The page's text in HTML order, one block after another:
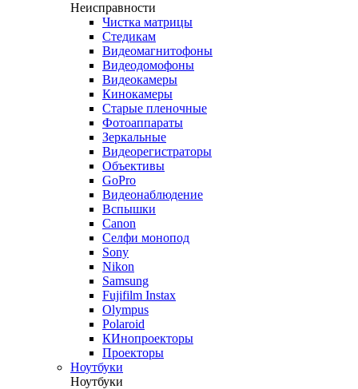
Неисправности
Чистка матрицы
Стедикам
Видеомагнитофоны
Видеодомофоны
Видеокамеры
Кинокамеры
Старые пленочные
Фотоаппараты
Зеркальные
Видеорегистраторы
Объективы
GoPro
Видеонаблюдение
Вспышки
Canon
Селфи монопод
Sony
Nikon
Samsung
Fujifilm Instax
Olympus
Polaroid
КИнопроекторы
Проекторы
Ноутбуки
Ноутбуки